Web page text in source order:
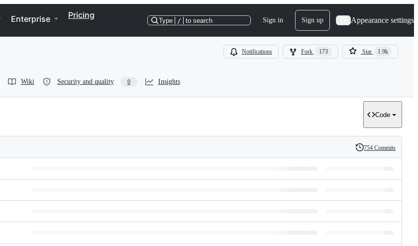
Enterprise Pricing
Type / to search Sign in Sign up Appearance settings
Notifications Fork 173 Star 1.9k
Wiki Security and quality 0 Insights
Code
History
754 Commits